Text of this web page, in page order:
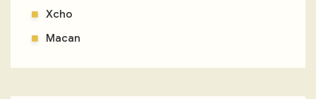
Xcho
Macan